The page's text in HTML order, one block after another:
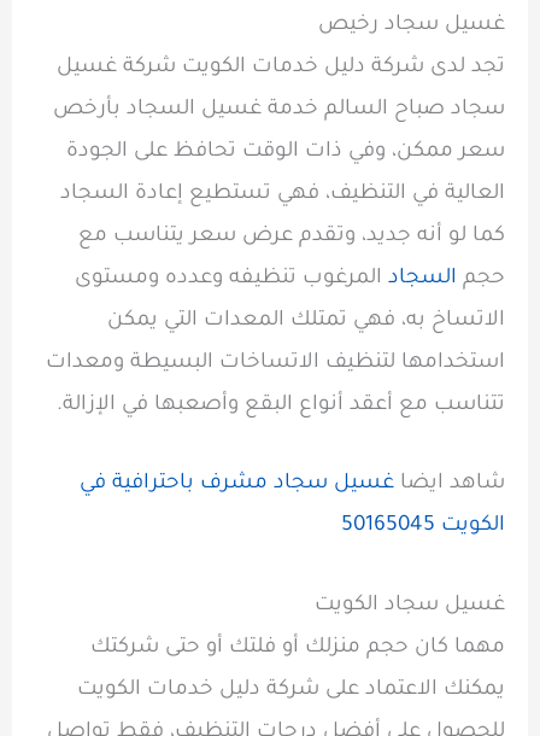
غسيل سجاد رخيص
تجد لدى شركة دليل خدمات الكويت شركة غسيل
سجاد صباح السالم خدمة غسيل السجاد بأرخص
سعر ممكن، وفي ذات الوقت تحافظ على الجودة
العالية في التنظيف، فهي تستطيع إعادة السجاد
كما لو أنه جديد، وتقدم عرض سعر يتناسب مع
حجم السجاد المرغوب تنظيفه وعدده ومستوى
الاتساخ به، فهي تمتلك المعدات التي يمكن
استخدامها لتنظيف الاتساخات البسيطة ومعدات
تتناسب مع أعقد أنواع البقع وأصعبها في الإزالة.
شاهد ايضاغسيل سجاد مشرف باحترافية في
الكويت 50165045
غسيل سجاد الكويت
مهما كان حجم منزلك أو فلتك أو حتى شركتك
يمكنك الاعتماد على شركة دليل خدمات الكويت